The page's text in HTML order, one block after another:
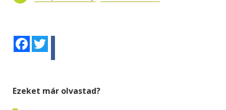
Facebook
Ezeket már olvastad?